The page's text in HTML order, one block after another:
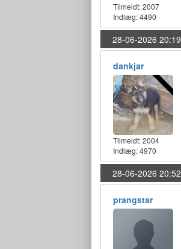
Tilmeldt:2007
Indlæg: 4490
28-06-2026 20:19
dankjar
Tilmeldt:2004
Indlæg: 4970
28-06-2026 20:52
prangstar